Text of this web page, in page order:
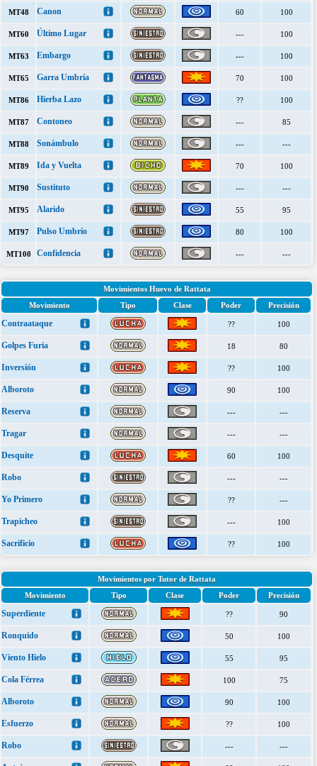
MT48 Canon 60 100
MT60 Último Lugar --- 100
MT63 Embargo --- 100
MT65 Garra Umbría 70 100
MT86 Hierba Lazo ?? 100
MT87 Contoneo --- 85
MT88 Sonámbulo --- ---
MT89 Ida y Vuelta 70 100
MT90 Sustituto --- ---
MT95 Alarido 55 95
MT97 Pulso Umbrío 80 100
MT100 Confidencia --- ---
Movimientos Huevo de Rattata
Movimiento
Tipo Clase Poder Precisión
Contraataque ?? 100
Golpes Furia 18 80
Inversión ?? 100
Alboroto 90 100
Reserva --- ---
Tragar --- ---
Desquite 60 100
Robo --- ---
Yo Primero ?? ---
Trapicheo --- 100
Sacrificio ?? 100
Movimientos por Tutor de Rattata
Movimiento
Tipo Clase Poder Precisión
Superdiente ?? 90
Ronquido 50 100
Viento Hielo 55 95
Cola Férrea 100 75
Alboroto 90 100
Esfuerzo ?? 100
Robo --- ---